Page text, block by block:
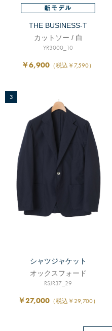
THE BUSINESS-T
カットソー / 白
YR3000_10
￥6,900 （税込￥7,590）
3
シャツジャケット
オックスフォード
RSJR37_29
￥27,000（税込￥29,700）